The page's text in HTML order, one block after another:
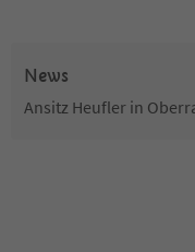
News
Ansitz Heufler in